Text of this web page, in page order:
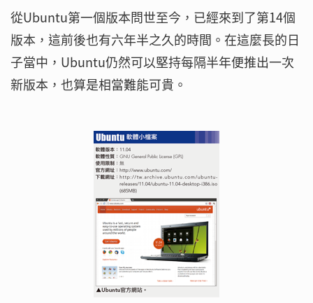
從Ubuntu第一個版本問世至今，已經來到了第14個
版本，這前後也有六年半之久的時間。在這麼長的日
子當中，Ubuntu仍然可以堅持每隔半年便推出一次
新版本，也算是相當難能可貴。